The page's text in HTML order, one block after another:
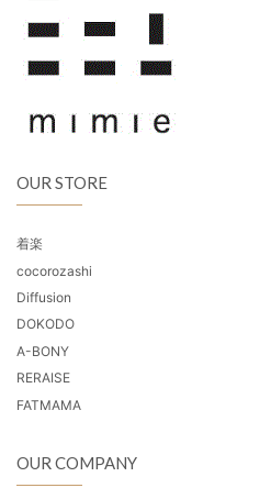
OUR STORE
着楽
cocorozashi
Diffusion
DOKODO
A-BONY
RERAISE
FATMAMA
OUR COMPANY